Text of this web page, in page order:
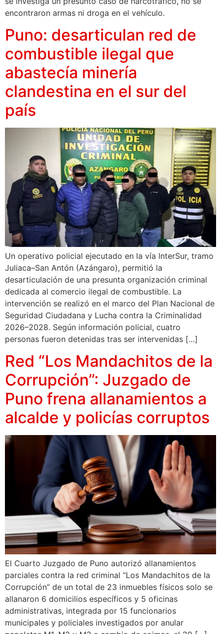
encontraron armas ni droga en el vehículo.
Puno: desarticulan red de
combustible ilegal que
abastecía minería
clandestina en el sur del
país
Un operativo policial ejecutado en la vía InterSur, tramo
Juliaca–San Antón (Azángaro), permitió la
desarticulación de una presunta organización criminal
dedicada al comercio ilegal de combustible. La
intervención se realizó en el marco del Plan Nacional de
Seguridad Ciudadana y Lucha contra la Criminalidad
2026–2028. Según información policial, cuatro
personas fueron detenidas tras ser intervenidas […]
Red “Los Mandachitos de la
Corrupción”: Juzgado de
Puno frena allanamientos a
alcalde y policías corruptos
El Cuarto Juzgado de Puno autorizó allanamientos
parciales contra la red criminal “Los Mandachitos de la
Corrupción” de un total de 23 inmuebles físicos solo se
allanaron 6 domicilios específicos y 5 oficinas
administrativas, integrada por 15 funcionarios
municipales y policiales investigados por anular